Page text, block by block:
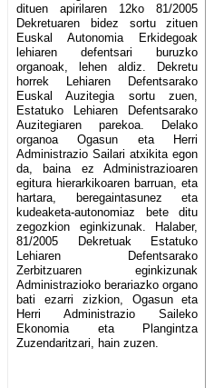
dituen apirilaren 12ko 81/2005
Dekretuaren bidez sortu zituen
Euskal Autonomia Erkidegoak
lehiaren defentsari buruzko
organoak, lehen aldiz. Dekretu
horrek Lehiaren Defentsarako
Euskal Auzitegia sortu zuen,
Estatuko Lehiaren Defentsarako
Auzitegiaren parekoa. Delako
organoa Ogasun eta Herri
Administrazio Sailari atxikita egon
da, baina ez Administrazioaren
egitura hierarkikoaren barruan, eta
hartara, beregaintasunez eta
kudeaketa-autonomiaz bete ditu
zegozkion eginkizunak. Halaber,
81/2005 Dekretuak Estatuko
Lehiaren Defentsarako
Zerbitzuaren eginkizunak
Administrazioko berariazko organo
bati ezarri zizkion, Ogasun eta
Herri Administrazio Saileko
Ekonomia eta Plangintza
Zuzendaritzari, hain zuzen.